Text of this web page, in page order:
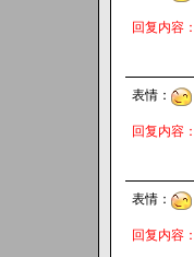
回复内容：
表情：
回复内容：
表情：
回复内容：